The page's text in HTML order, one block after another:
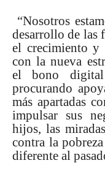
“Nosotros
desarrollo de las
el crecimiento
con la nueva
el bono digital
procurando
más apartadas
impulsar sus
hijos, las
contra la
diferente al